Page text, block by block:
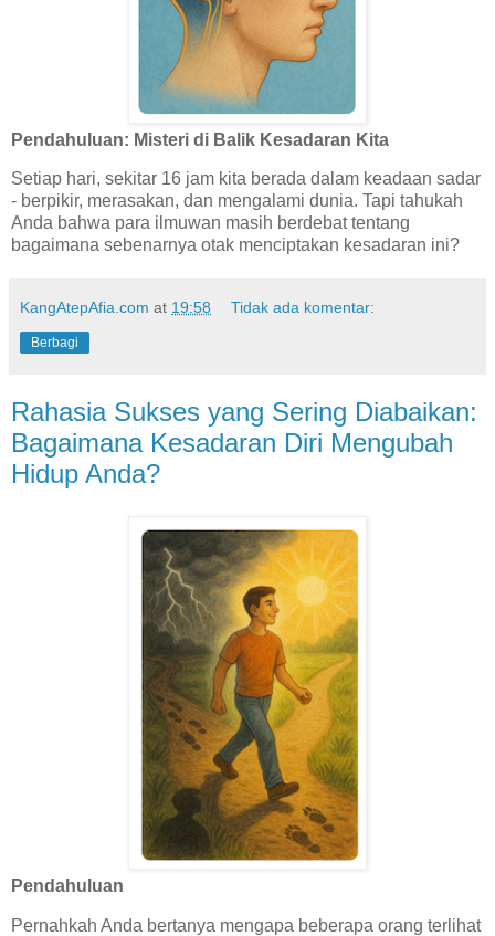
Pendahuluan: Misteri di Balik Kesadaran Kita
Setiap hari, sekitar 16 jam kita berada dalam keadaan sadar
- berpikir, merasakan, dan mengalami dunia. Tapi tahukah
Anda bahwa para ilmuwan masih berdebat tentang
bagaimana sebenarnya otak menciptakan kesadaran ini?
KangAtepAfia.com at 19:58 Tidak ada komentar:
Berbagi
Rahasia Sukses yang Sering Diabaikan:
Bagaimana Kesadaran Diri Mengubah
Hidup Anda?
Pendahuluan
Pernahkah Anda bertanya mengapa beberapa orang terlihat